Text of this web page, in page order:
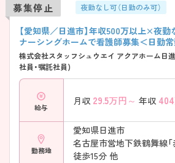
募集停止 夜勤なし可（日勤のみ可）
【愛知県／日進市】年収500万以上×夜
ナーシングホームで看護師募集＜日勤
株式会社スタッフシュウエイ アクアホーム日
社員・嘱託社員)
給与
月収 29.5万円～ 年収 404
勤務地
愛知県日進市
名古屋市営地下鉄鶴舞線「
徒歩15分 他